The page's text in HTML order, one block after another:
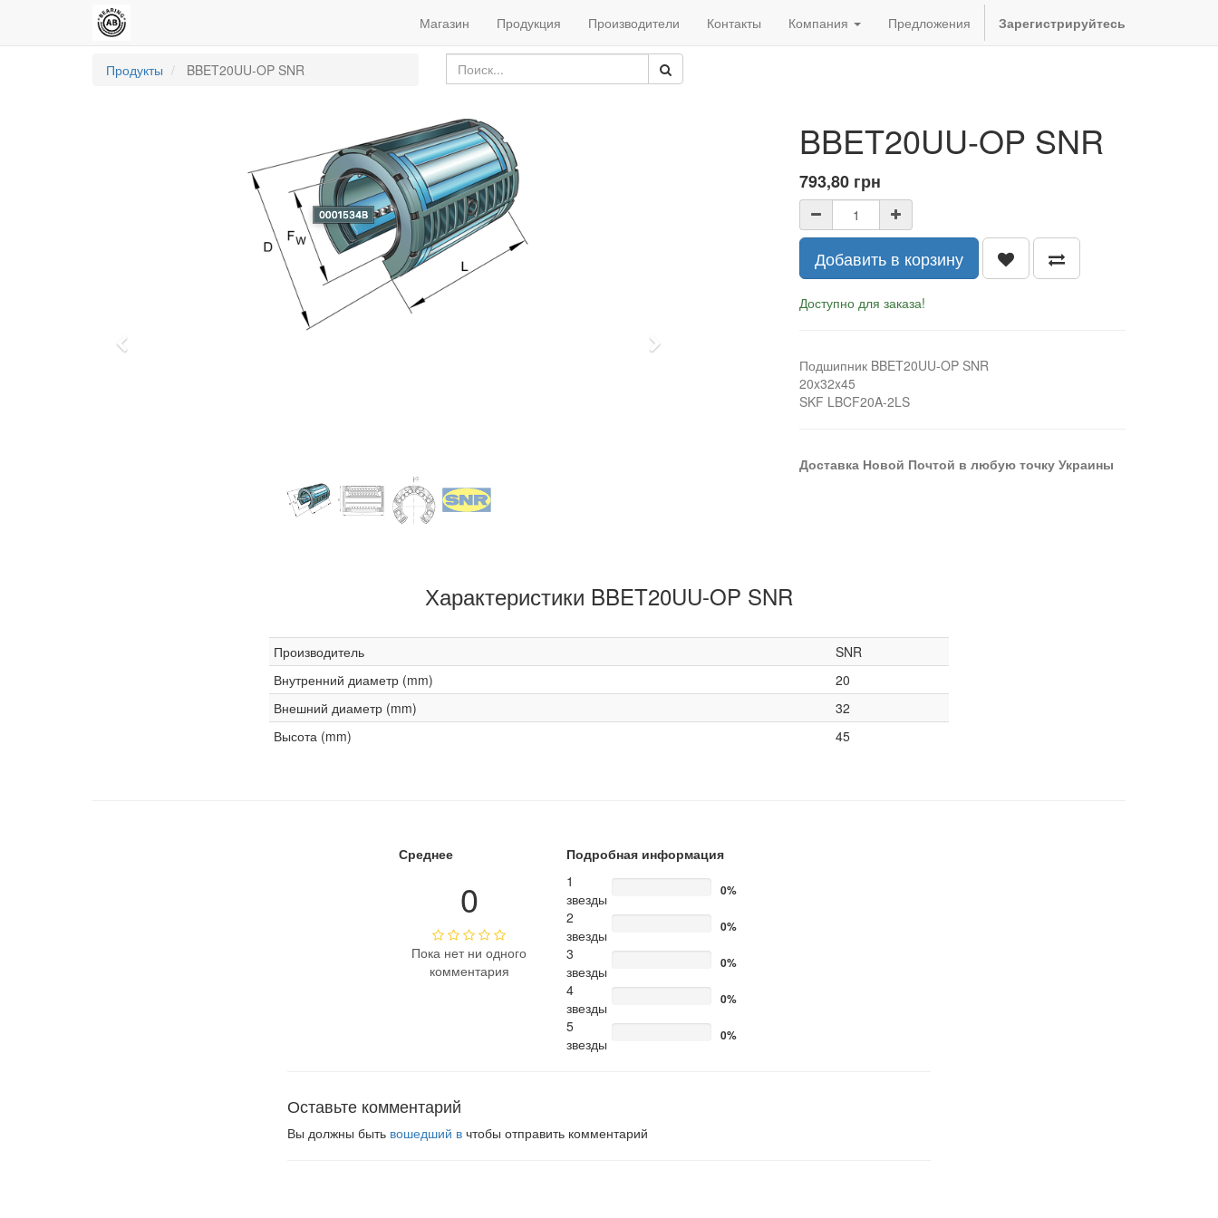
Магазин Продукция Производители Контакты Компания Предложения Зарегистрируйтесь
Продукты BBET20UU-OP SNR
Next
BBET20UU-OP SNR
793,80 грн
Добавить в корзину
Доступно для заказа!
Подшипник BBET20UU-OP SNR
20x32x45
SKF LBCF20A-2LS
Доставка Новой Почтой в любую точку Украины
Характеристики BBET20UU-OP SNR
Производитель
SNR
Внутренний диаметр (mm)
20
Внешний диаметр (mm)
32
Высота (mm)
45
Среднее
0
Пока нет ни одного
комментария
Подробная информация
1
звезды
0%
2
звезды
0%
3
звезды
0%
4
звезды
0%
5
звезды
0%
Оставьте комментарий
Вы должны быть вошедший в чтобы отправить комментарий